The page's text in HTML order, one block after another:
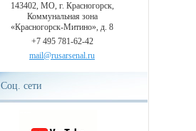
143402, МО, г. Красногорск,
Коммунальная зона
«Красногорск-Митино», д. 8
+7 495 781-62-42
mail@rusarsenal.ru
Соц. сети